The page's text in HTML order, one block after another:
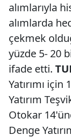
alımlarıyla
alımlarda
çekmek
yüzde 5- 20
ifade etti.
Yatırımı
Yatırım
Otokar
Denge